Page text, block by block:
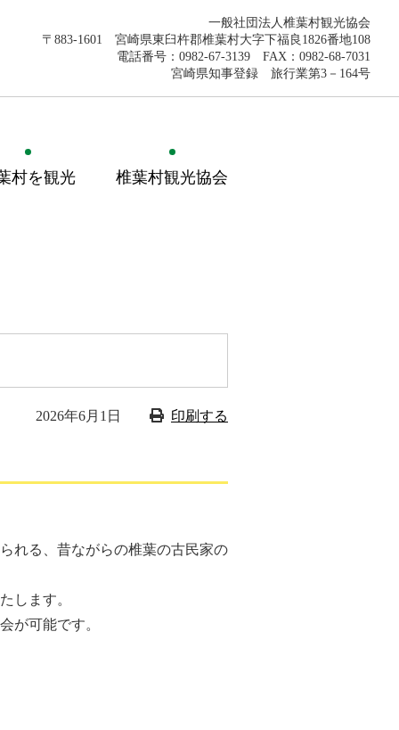
一般社団法人椎葉村観光協会
〒883-1601 宮崎県東臼杵郡椎葉村大字下福良1826番地108
電話番号：0982-67-3139 FAX：0982-68-7031
宮崎県知事登録 旅行業第3－164号
村を観光 椎葉村観光協会
2026年6月1日 印刷する
れる、昔ながらの椎葉の古民家の
します。
が可能です。